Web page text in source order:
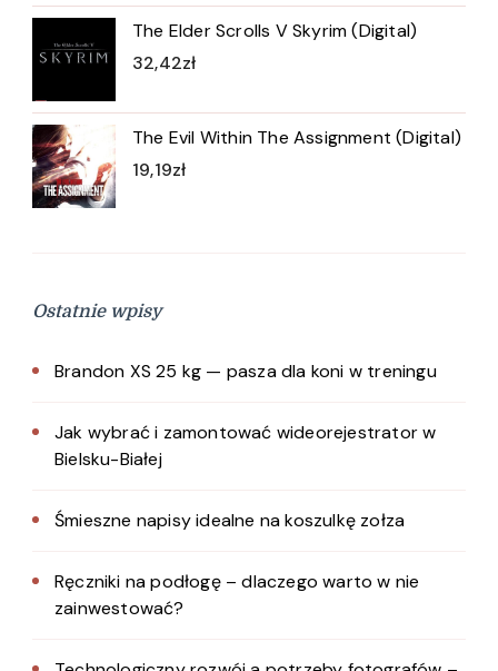
The Elder Scrolls V Skyrim (Digital)
32,42zł
The Evil Within The Assignment (Digital)
19,19zł
Ostatnie wpisy
Brandon XS 25 kg — pasza dla koni w treningu
Jak wybrać i zamontować wideorejestrator w
Bielsku-Białej
Śmieszne napisy idealne na koszulkę zołza
Ręczniki na podłogę – dlaczego warto w nie
zainwestować?